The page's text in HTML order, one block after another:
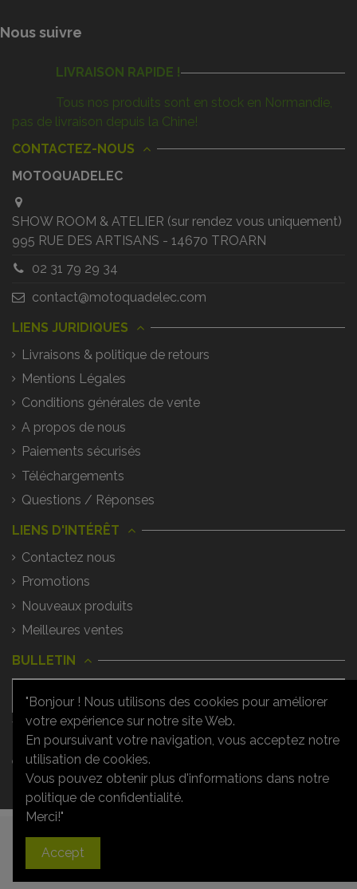
Nous suivre
LIVRAISON RAPIDE !
Tous nos produits sont en stock en Normandie,
pas de livraison depuis la Chine!
CONTACTEZ-NOUS
MOTOQUADELEC
SHOW ROOM & ATELIER (sur rendez vous uniquement)
995 RUE DES ARTISANS - 14670 TROARN
02 31 79 29 34
contact@motoquadelec.com
LIENS JURIDIQUES
Livraisons & politique de retours
Mentions Légales
Conditions générales de vente
A propos de nous
Paiements sécurisés
Téléchargements
Questions / Réponses
LIENS D'INTÉRÊT
Contactez nous
Promotions
Nouveaux produits
Meilleures ventes
BULLETIN
Vous pouvez vous désinscrire à tout
moment. Vous trouverez pour cela nos
informations de contact dans les
conditions d'utilisation du site.
"Bonjour ! Nous utilisons des cookies pour améliorer
votre expérience sur notre site Web.
En poursuivant votre navigation, vous acceptez notre
utilisation de cookies.
Vous pouvez obtenir plus d'informations dans notre
politique de confidentialité.
Merci!"
Accept